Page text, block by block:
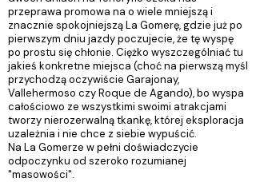
przeprawa promowa na o wiele mniejszą i
znacznie spokojniejszą La Gomerę, gdzie już po
pierwszym dniu jazdy poczujecie, że tę wyspę
po prostu się chłonie. Ciężko wyszczególniać tu
jakieś konkretne miejsca (choć na pierwszą myśl
przychodzą oczywiście Garajonay,
Vallehermoso czy Roque de Agando), bo wyspa
całościowo ze wszystkimi swoimi atrakcjami
tworzy nierozerwalną tkankę, której eksploracja
uzależnia i nie chce z siebie wypuścić.
Na La Gomerze w pełni doświadczycie
odpoczynku od szeroko rozumianej
"masowości".